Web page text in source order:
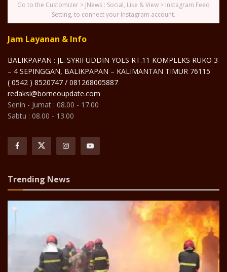
Go to the Customizer > JNews : Social, Like & View > Instagram Feed
Setting, to connect your Instagram account.
Jam Layanan & Info
BALIKPAPAN : JL. SYRIFUDDIN YOES RT.11 KOMPLEKS RUKO 3
– 4 SEPINGGAN, BALIKPAPAN – KALIMANTAN TIMUR 76115
( 0542 ) 8520747 / 081268005887
redaksi@borneoupdate.com
Senin - Jumat : 08.00 - 17.00
Sabtu : 08.00 - 13.00
Trending News